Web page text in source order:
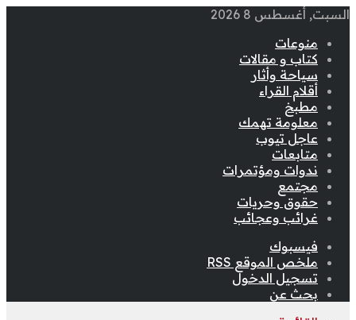
السبت, أغسطس 8 2026
منوعات
كتاب و مقالات
سياحة وأثار
أقلام القراء
مطبخ
معلومة تهمك
عاجل تيوب
متابعات
ندوات ومؤتمرات
مجتمع
حقوق وحريات
غرائب وعجائب
فيسبوك
ملخص الموقع RSS
تسجيل الدخول
بحث عن